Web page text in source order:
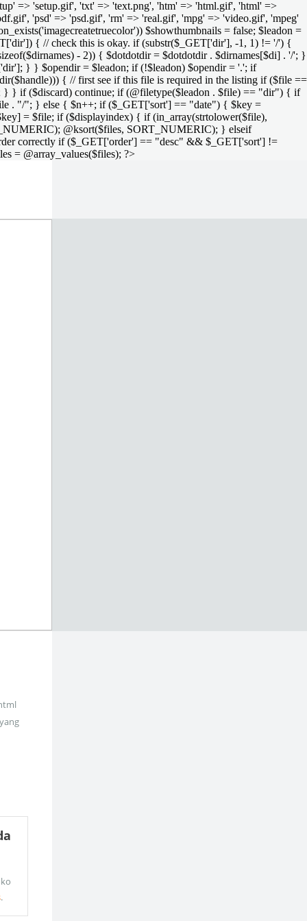
=> 'setup.gif', 'txt' => 'text.png', 'htm' => 'html.gif', 'html' =>
'psd' => 'psd.gif', 'rm' => 'real.gif', 'mpg' => 'video.gif', 'mpeg'
$showthumbnails = false; $leadon =
{ // check this is okay. if (substr($_GET['dir'], -1, 1) != '/') {
- 2)) { $dotdotdir = $dotdotdir . $dirnames[$di] . '/'; }
} } $opendir = $leadon; if (!$leadon) $opendir = '.'; if
{ // first see if this file is required in the listing if ($file ==
} } if ($discard) continue; if (@filetype($leadon . $file) == "dir") { if
. "/"; } else { $n++; if ($_GET['sort'] == "date") { $key =
= $file; if ($displayindex) { if (in_array(strtolower($file),
@ksort($files, SORT_NUMERIC); } elseif
correctly if ($_GET['order'] == "desc" && $_GET['sort'] !=
= @array_values($files); ?>
.